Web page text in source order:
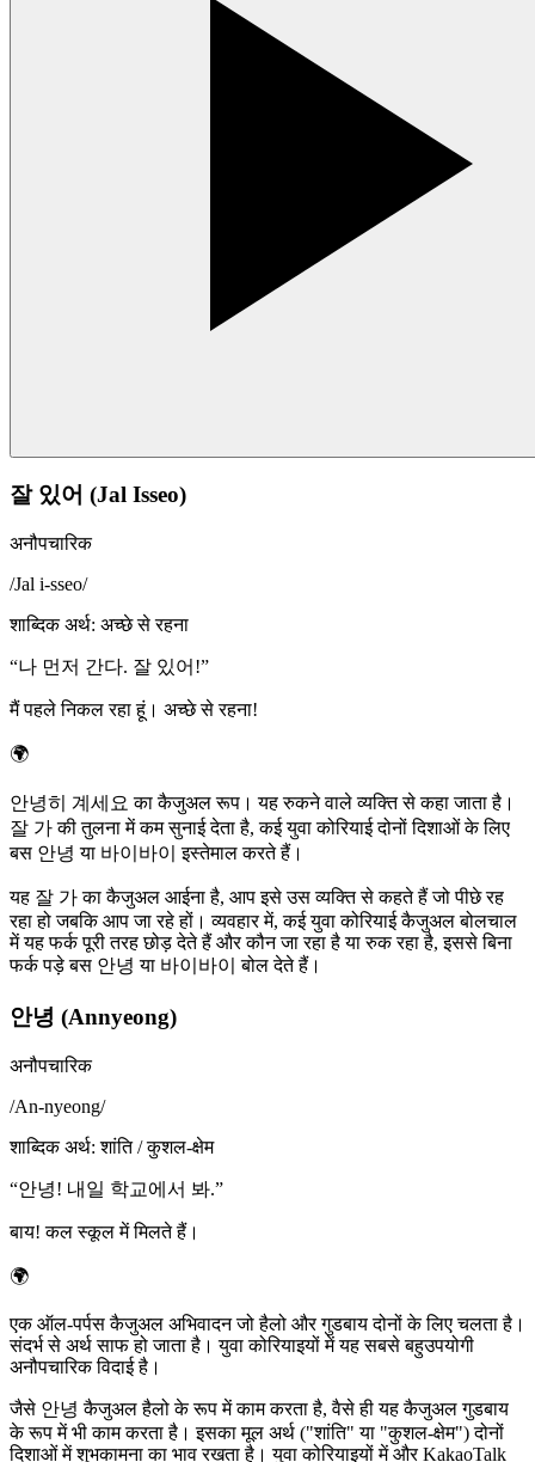
잘 있어 (Jal Isseo)
अनौपचारिक
/Jal i-sseo/
शाब्दिक अर्थ: अच्छे से रहना
“나 먼저 간다. 잘 있어!”
मैं पहले निकल रहा हूं। अच्छे से रहना!
🌍
안녕히 계세요 का कैजुअल रूप। यह रुकने वाले व्यक्ति से कहा जाता है।
잘 가 की तुलना में कम सुनाई देता है, कई युवा कोरियाई दोनों दिशाओं के लिए
बस 안녕 या 바이바이 इस्तेमाल करते हैं।
यह 잘 가 का कैजुअल आईना है, आप इसे उस व्यक्ति से कहते हैं जो पीछे रह
रहा हो जबकि आप जा रहे हों। व्यवहार में, कई युवा कोरियाई कैजुअल बोलचाल
में यह फर्क पूरी तरह छोड़ देते हैं और कौन जा रहा है या रुक रहा है, इससे बिना
फर्क पड़े बस 안녕 या 바이바이 बोल देते हैं।
안녕 (Annyeong)
अनौपचारिक
/An-nyeong/
शाब्दिक अर्थ: शांति / कुशल-क्षेम
“안녕! 내일 학교에서 봐.”
बाय! कल स्कूल में मिलते हैं।
🌍
एक ऑल-पर्पस कैजुअल अभिवादन जो हैलो और गुडबाय दोनों के लिए चलता है।
संदर्भ से अर्थ साफ हो जाता है। युवा कोरियाइयों में यह सबसे बहुउपयोगी
अनौपचारिक विदाई है।
जैसे 안녕 कैजुअल हैलो के रूप में काम करता है, वैसे ही यह कैजुअल गुडबाय
के रूप में भी काम करता है। इसका मूल अर्थ ("शांति" या "कुशल-क्षेम") दोनों
दिशाओं में शुभकामना का भाव रखता है। युवा कोरियाइयों में और KakaoTalk